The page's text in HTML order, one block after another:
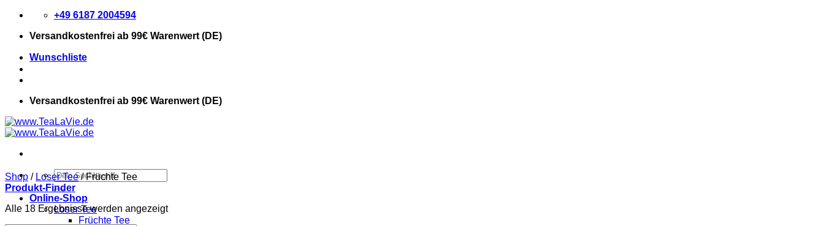
Zum
springen
+49 6187 2004594
Versandkostenfrei ab 99€ Warenwert (DE)
Wunschliste
Versandkostenfrei ab 99€ Warenwert (DE)
Suchen
nach:
Online-Shop
Loser Tee
Früchte Tee
Shop / Loser Tee /Früchte Tee
Produkt-Finder
Alle 18 Ergebnisse werden angezeigt